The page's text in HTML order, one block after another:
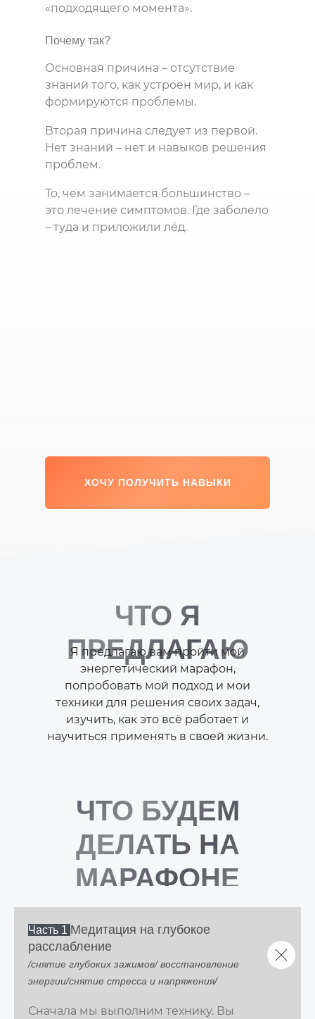
ХОЧУ ПОЛУЧИТЬ НАВЫКИ
«подходящего момента».
Почему так?
Основная причина – отсутствие
знаний того, как устроен мир, и как
формируются проблемы.
Вторая причина следует из первой.
Нет знаний – нет и навыков решения
проблем.
То, чем занимается большинство –
это лечение симптомов. Где заболело
– туда и приложили лёд.
ЧТО Я
ПРЕДЛАГАЮ
Я предлагаю вам пройти мой
энергетический марафон,
попробовать мой подход и мои
техники для решения своих задач,
изучить, как это всё работает и
научиться применять в своей жизни.
ЧТО БУДЕМ
ДЕЛАТЬ НА
МАРАФОНЕ
Часть 1 Медитация на глубокое
расслабление
/снятие глубоких зажимов/ восстановление
энергии/снятие стресса и напряжения/
Сначала мы выполним технику. Вы